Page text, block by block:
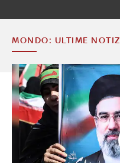
MONDO: ULTIME